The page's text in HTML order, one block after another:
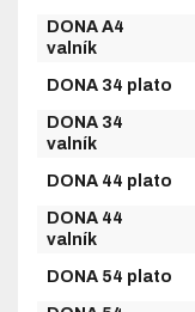
DONA A4
valník
DONA 34 plato
DONA 34
valník
DONA 44 plato
DONA 44
valník
DONA 54 plato